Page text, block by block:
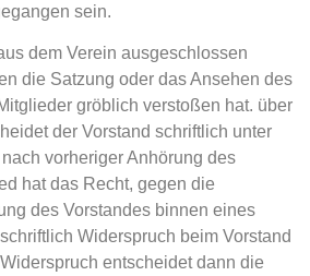
sein.
dem Verein ausgeschlossen
die Satzung oder das Ansehen des
gröblich verstoßen hat. über
der Vorstand schriftlich unter
vorheriger Anhörung des
hat das Recht, gegen die
des Vorstandes binnen eines
Widerspruch beim Vorstand
entscheidet dann die